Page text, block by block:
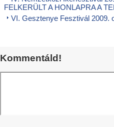
FELKERÜLT A HONLAPRA A
VI. Gesztenye Fesztivál 2009.
Kommentáld!